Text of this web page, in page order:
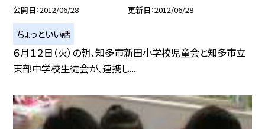
公開日 2012/06/28 更新日 2012/06/28
ちょっといい話
６月１２日（火）の朝、知多市新田小学校児童会と知多市立
東部中学校生徒会が、連携し...